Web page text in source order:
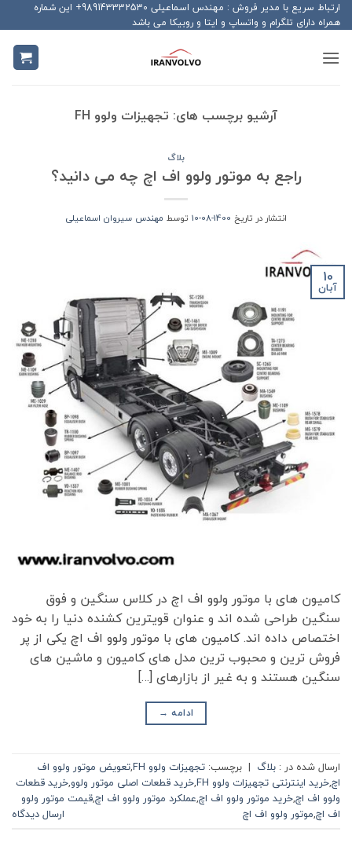
Skip
to
content
ارتباط سریع با مدیر فروش : مهندس اسماعیلی 989143332530+ این شماره
همراه دارای تلگرام و واتساپ و ایتا و روبیکا می باشد
آرشیو برچسب های: تجهیزات ولوو FH
بلاگ
راجع به موتور ولوو اف اچ چه می دانید؟
انتشار در تاریخ 1400-08-10 توسط مهندس سیروان اسماعیلی
10
آبان
کامیون های با موتور ولوو اف اچ در کلاس سنگین و فوق
سنگین طراحی شده اند و عنوان قویترین کشنده دنیا را به خود
اختصاص داده اند. کامیون های با موتور ولوو اف اچ یکی از پر
فروش ترین و محبوب ترین مدل های کامیون و ماشین های
سنگین هستند و به غیر از بازارهای […]
ادامه →
ارسال شده در : بلاگ | برچسب: تجهیزات ولوو FH ,تعویض موتور ولوو اف
اچ,خرید اینترنتی تجهیزات ولوو FH ,خرید قطعات اصلی موتور ولوو,خرید قطعات
ولوو اف اچ,خرید موتور ولوو اف اچ,عملکرد موتور ولوو اف اچ,قیمت موتور ولوو
اف اچ,موتور ولوو اف اچ ارسال دیدگاه